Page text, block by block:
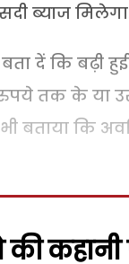
ब्याज
दें कि बढ़ी
तक के या
बताया कि
कहानी